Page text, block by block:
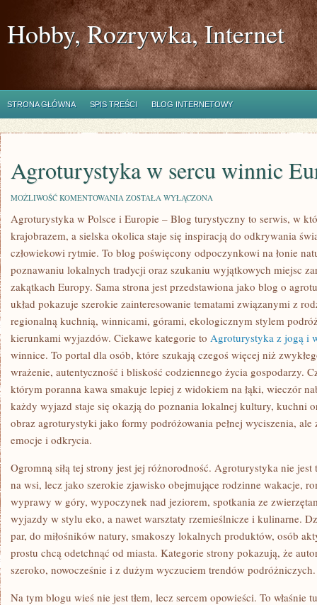
Hobby, Rozrywka, Internet
STRONA GŁÓWNA SPIS TREŚCI BLOG INTERNETOWY
Agroturystyka w sercu winnic
MOŻLIWOŚĆ KOMENTOWANIA AGROTURYSTYKA
SERCU
EUROPY
ZOSTAŁA WYŁĄCZONA
Agroturystyka w Polsce i Europie – Blog turystyczny to serwis, w
krajobrazem, a sielska okolica staje się inspiracją do odkrywania
człowiekowi rytmie. To blog poświęcony odpoczynkowi na łonie
poznawaniu lokalnych tradycji oraz szukaniu wyjątkowych miejsc
zakątkach Europy. Sama strona jest przedstawiona jako blog o
układ pokazuje szerokie zainteresowanie tematami związanymi z
regionalną kuchnią, winnicami, górami, ekologicznym stylem
kierunkami wyjazdów. Ciekawe kategorie to Agroturystyka z jogą i
winnice. To portal dla osób, które szukają czegoś więcej niż
wrażenie, autentyczność i bliskość codziennego życia gospodarzy.
którym poranna kawa smakuje lepiej z widokiem na łąki, wieczór
każdy wyjazd staje się okazją do poznania lokalnej kultury, kuchni
obraz agroturystyki jako formy podróżowania pełnej wyciszenia, ale
emocje i odkrycia.
Ogromną siłą tej strony jest jej różnorodność. Agroturystyka nie
na wsi, lecz jako szerokie zjawisko obejmujące rodzinne wakacje,
wyprawy w góry, wypoczynek nad jeziorem, spotkania ze
wyjazdy w stylu eko, a nawet warsztaty rzemieślnicze i kulinarne.
par, do miłośników natury, smakoszy lokalnych produktów, osób
prostu chcą odetchnąć od miasta. Kategorie strony pokazują, że
szeroko, nowocześnie i z dużym wyczuciem trendów podróżniczych.
Na tym blogu wieś nie jest tłem, lecz sercem opowieści. To właśnie